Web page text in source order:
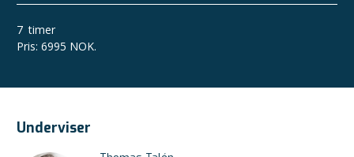
7 timer
Pris: 6995 NOK.
Underviser